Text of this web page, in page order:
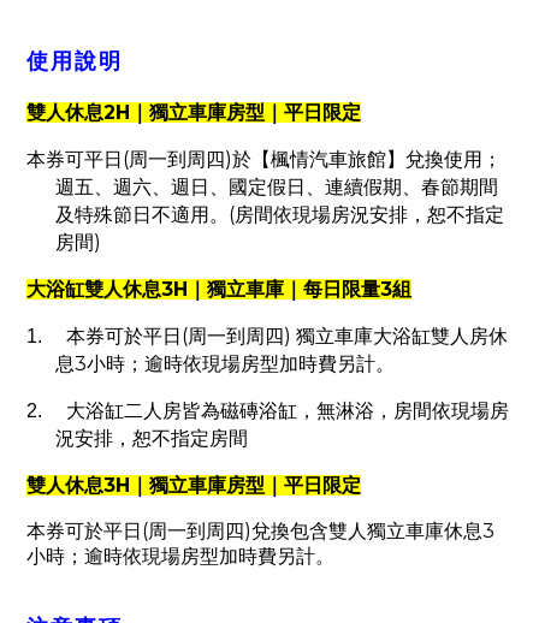
使用說明
雙人休息2H ｜獨立車庫房型｜平日限定
本券可平日 (周一到周四)於【楓情汽車旅館】兌換使用；
週五、週六、週日、國定假日、連續假期、春節期間
及特殊節日不適用。 (房間依現場房況安排，恕不指定
房間)
大浴缸雙人休息3H ｜獨立車庫｜每日限量3組
1. 本券可於平日 (周一到周四) 獨立車庫大浴缸雙人房休
息3小時；逾時依現場房型加時費另計。
2.
大浴缸二人房皆為磁磚浴缸，無淋浴，房間依現場房
況安排，恕不指定房間
雙人休息3H ｜獨立車庫房型｜平日限定
本券可於平日 (周一到周四)兌換包含雙人獨立車庫休息3
小時；逾時依現場房型加時費另計。